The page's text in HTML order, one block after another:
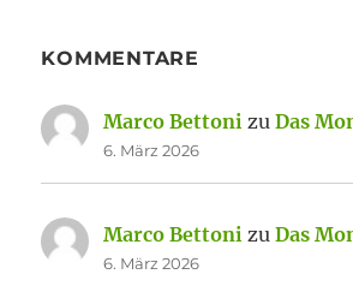
KOMMENTARE
Marco Bettoni zuDas
6. März 2026
Marco Bettoni zuDas
6. März 2026